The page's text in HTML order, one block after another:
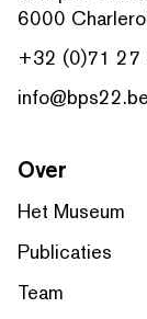
6000
+32 (0)71 27
info@bps22.be
Over
Het Museum
Publicaties
Team